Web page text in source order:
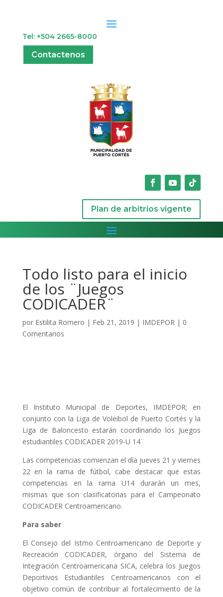
Tel: +504 2665-8000
Contactenos
Plan de arbitrios vigente
Todo listo para el inicio
de los ¨Juegos
CODICADER¨
por Estilita Romero | Feb 21, 2019 | IMDEPOR| 0
Comentarios
El Instituto Municipal de Deportes, IMDEPOR; en
conjunto con la Liga de Voleibol de Puerto Cortés y la
Liga de Baloncesto estarán coordinando los Juegos
estudiantiles CODICADER 2019-U 14¨
Las competencias comienzan el día jueves 21 y viernes
22 en la rama de fútbol, cabe destacar que estas
competencias en la rama U14 durarán un mes,
mismas que son clasificatorias para el Campeonato
CODICADER Centroamericano.
Para saber
El Consejo del Istmo Centroamericano de Deporte y
Recreación CODICADER, órgano del Sistema de
Integración Centroamericana SICA, celebra los Juegos
Deportivos Estudiantiles Centroamericanos con el
objetivo común de contribuir al fortalecimiento de la